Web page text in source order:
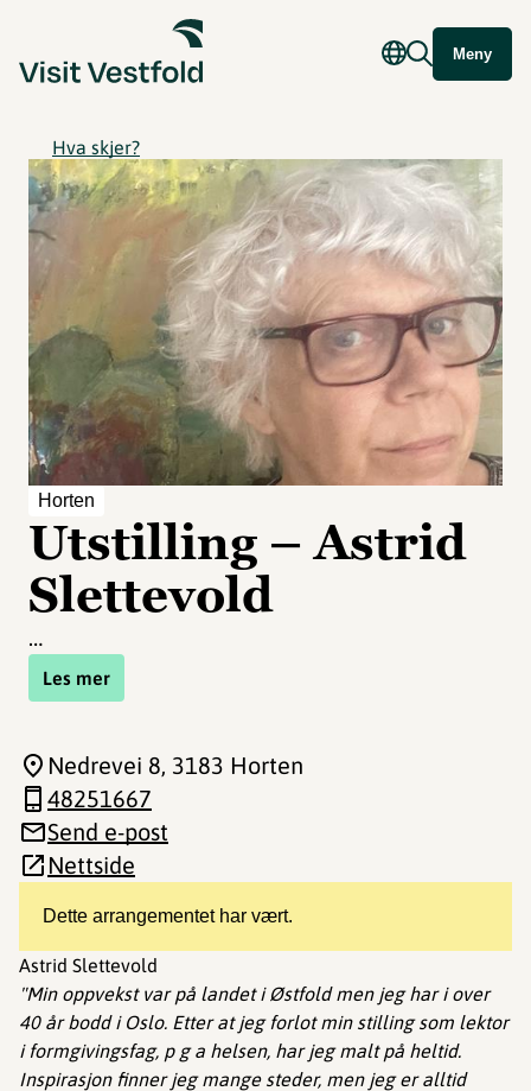
Meny
Hva skjer?
Horten
Utstilling – Astrid
Slettevold
…
Les mer
Dette arrangementet har vært.
Astrid Slettevold
"Min oppvekst var på landet i Østfold men jeg har i over
40 år bodd i Oslo. Etter at jeg forlot min stilling som lektor
i formgivingsfag, p g a helsen, har jeg malt på heltid.
Inspirasjon finner jeg mange steder, men jeg er alltid
Nedrevei 8, 3183 Horten
48251667
Send e-post
Nettside